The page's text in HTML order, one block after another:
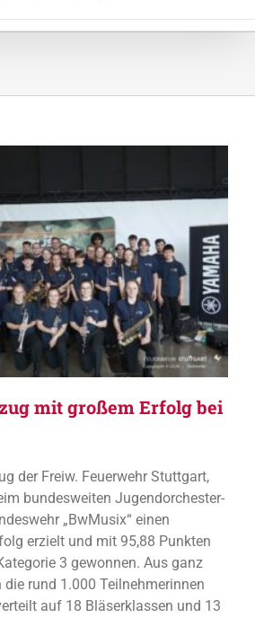
mit großem Erfolg bei
der Freiw. Feuerwehr Stuttgart,
bundesweiten Jugendorchester-
„BwMusix“ einen
erzielt und mit 95,88 Punkten
3 gewonnen. Aus ganz
rund 1.000 Teilnehmerinnen
auf 18 Bläserklassen und 13